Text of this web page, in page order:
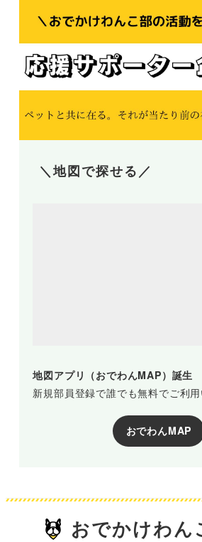
＼地図で探せる／
地図アプリ（おでわんMAP）誕生
新規部員登録で誰でも無料でご利
おでわんMAP
おでかけわん